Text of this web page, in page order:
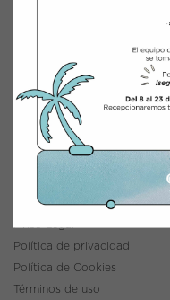
INTEGRACIÓN Y
Polígono Industrial
30817 Lorca (Murcia), España
Teléfono:968 47 60 59
INFORMACIÓN
Política de envíos y
Política de privacidad
Política de Cookies
Términos de uso